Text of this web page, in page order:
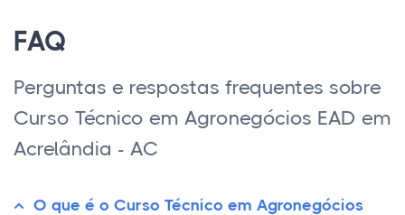
FAQ
Perguntas e respostas frequentes sobre
Curso Técnico em Agronegócios EAD em
Acrelândia - AC
O que é o Curso Técnico em Agronegócios